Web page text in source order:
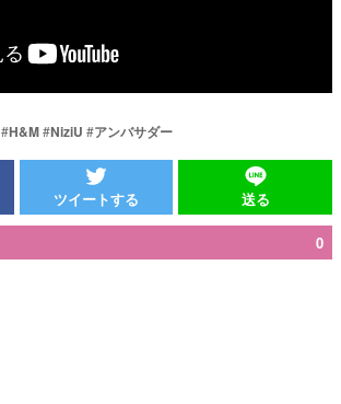
#H&M#NiziU #アンバサダー
ツイートする 送る
0